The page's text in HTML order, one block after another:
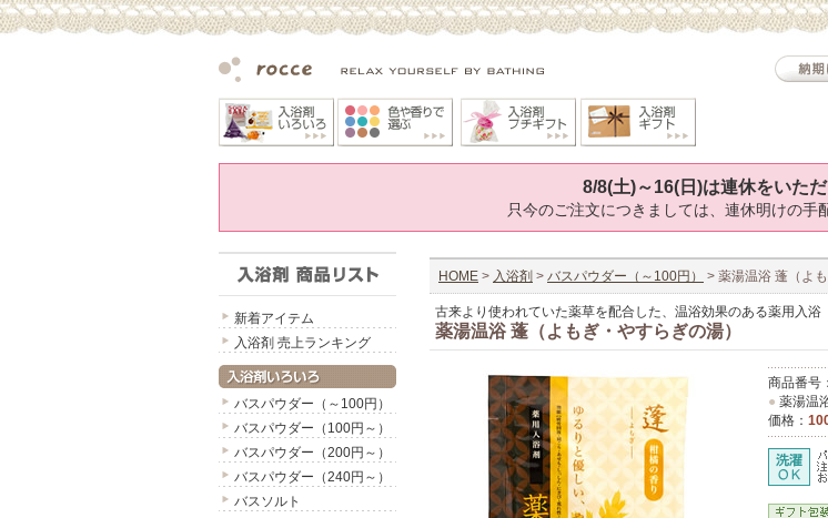
8/8(土)～16(日)は連休をいただ
只今のご注文につきましては、連休明けの手
新着アイテム
入浴剤 売上ランキング
バスパウダー（～100円）
バスパウダー（100円～）
バスパウダー（200円～）
バスパウダー（240円～）
バスソルト
HOME > 入浴剤 > バスパウダー（～100円） > 薬湯温浴 蓬（よ
古来より使われていた薬草を配合した、温浴効果のある薬用入浴
薬湯温浴 蓬（よもぎ・やすらぎの湯）
商品番号：
● 薬湯温
価格：